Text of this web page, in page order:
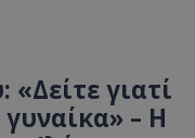
γιατί
– Η